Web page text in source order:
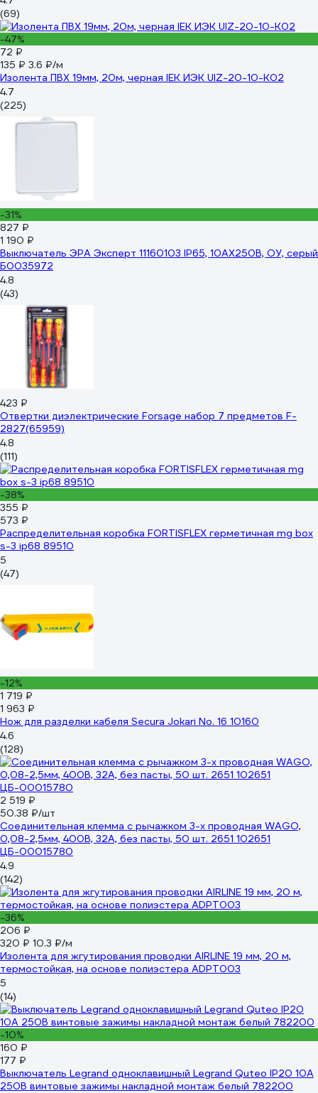
(69)
-47%
72 ₽
135 ₽ 3.6 ₽/м
Изолента ПВХ 19мм, 20м, черная IEK ИЭК UIZ-20-10-K02
4.7
(225)
-31%
827 ₽
1 190 ₽
Выключатель ЭРА Эксперт 11160103 IP65, 10АХ250В, ОУ, серый
Б0035972
4.8
(43)
423 ₽
Отвертки диэлектрические Forsage набор 7 предметов F-
2827(65959)
4.8
(111)
-38%
355 ₽
573 ₽
Распределительная коробка FORTISFLEX герметичная mg box
s-3 ip68 89510
5
(47)
-12%
1 719 ₽
1 963 ₽
Нож для разделки кабеля Secura Jokari No. 16 10160
4.6
(128)
2 519 ₽
50.38 ₽/шт
Соединительная клемма с рычажком 3-х проводная WAGO,
0,08-2,5мм, 400В, 32А, без пасты, 50 шт. 2651 102651
ЦБ-00015780
4.9
(142)
-36%
206 ₽
320 ₽ 10.3 ₽/м
Изолента для жгутирования проводки AIRLINE 19 мм, 20 м,
термостойкая, на основе полиэстера ADPT003
5
(14)
-10%
160 ₽
177 ₽
Выключатель Legrand одноклавишный Legrand Quteo IP20 10А
250В винтовые зажимы накладной монтаж белый 782200